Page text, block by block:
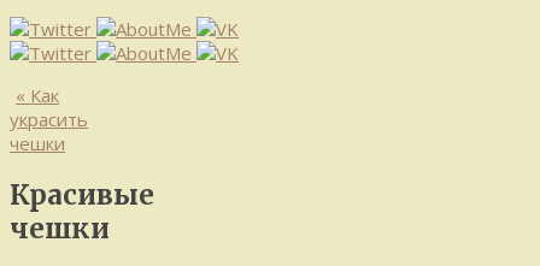
« Как
украсить
чешки
Красивые
чешки